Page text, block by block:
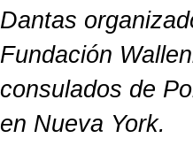
Dantas
Fundación
consulados de
en Nueva York.